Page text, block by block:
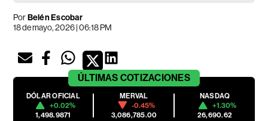
PorBelén Escobar
18 de mayo, 2026 | 06:18 PM
ÚLTIMAS COTIZACIONES
DÓLAR OFICIAL
+0.02%
1,498.9871
MERVAL
-0.45%
3,086,785.00
NASDAQ
+1.30%
26,690.62